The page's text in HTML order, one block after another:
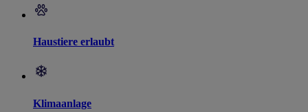
Haustiere erlaubt
Klimaanlage